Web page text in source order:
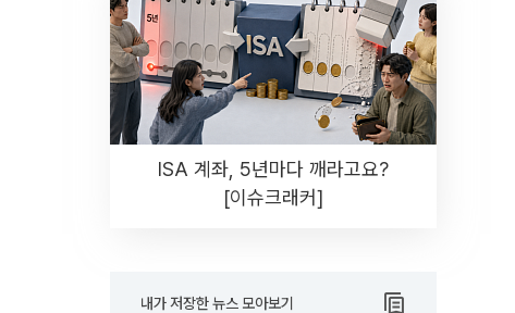
ISA 계좌, 5년마다 깨라고요?
[이슈크래커]
내가 저장한 뉴스 모아보기